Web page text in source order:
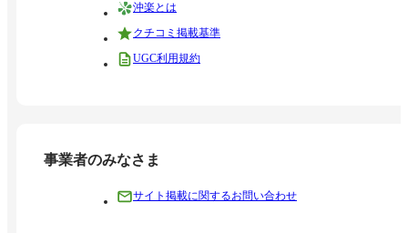
沖楽とは
クチコミ掲載基準
UGC利用規約
事業者のみなさま
サイト掲載に関するお問い合わせ